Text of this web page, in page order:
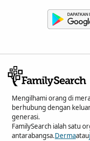
Mengilhami orang di
berhubung dengan
generasi.
FamilySearch ialah satu
antarabangsa.Dermaatau